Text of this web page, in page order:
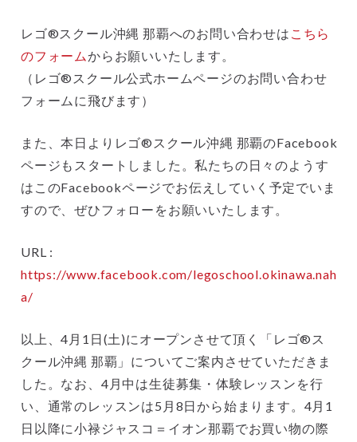
レゴ®スクール沖縄 那覇へのお問い合わせは こちら
のフォームからお願いいたします。
（レゴ®スクール公式ホームページのお問い合わせ
フォームに飛びます）
また、本日よりレゴ®スクール沖縄 那覇のFacebook
ページもスタートしました。私たちの日々のようす
はこのFacebookページでお伝えしていく予定でいま
すので、ぜひフォローをお願いいたします。
URL :
https://www.facebook.com/legoschool.okinawa.nah
a/
以上、4月1日(土)にオープンさせて頂く「レゴ®ス
クール沖縄 那覇」についてご案内させていただきま
した。なお、4月中は生徒募集・体験レッスンを行
い、通常のレッスンは5月8日から始まります。4月1
日以降に小禄ジャスコ＝イオン那覇でお買い物の際